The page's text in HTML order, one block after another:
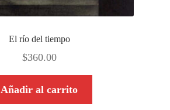
El río del tiempo
$360.00
Añadir al carrito